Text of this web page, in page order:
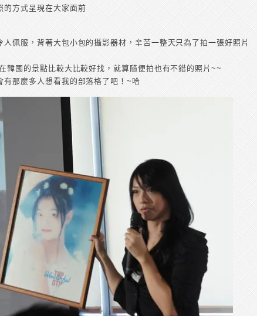
的方式呈現在大家面前
佩服，背著大包小包的攝影器材，辛苦一整天只為了拍一張好照片
韓國的景點比較大比較好找，就算隨便拍也有不錯的照片~~
那麼多人想看我的部落格了吧！~哈